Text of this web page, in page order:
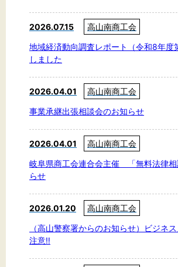
背景色
黒 白 黄
2026.07.15
高山南商工会
地域経済動向調査レポート（令和8年度
しました
2026.04.01
高山南商工会
事業承継出張相談会のお知らせ
2026.04.01
高山南商工会
岐阜県商工会連合会主催 「無料法律相
らせ
2026.01.20
高山南商工会
（高山警察署からのお知らせ）ビジネ
注意‼